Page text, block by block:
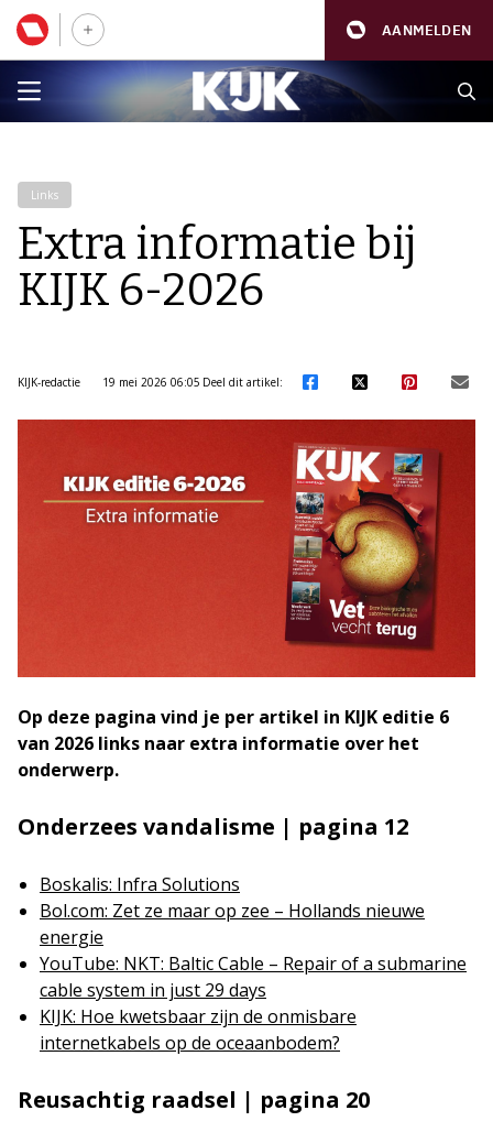
AANMELDEN
Links
Extra informatie bij
KIJK 6-2026
KIJK-redactie 19 mei 2026 06:05 Deel dit artikel:
Op deze pagina vind je per artikel in KIJK editie 6
van 2026 links naar extra informatie over het
onderwerp.
Onderzees vandalisme | pagina 12
Boskalis: Infra Solutions
Bol.com: Zet ze maar op zee – Hollands nieuwe
energie
YouTube: NKT: Baltic Cable – Repair of a submarine
cable system in just 29 days
KIJK: Hoe kwetsbaar zijn de onmisbare
internetkabels op de oceaanbodem?
Reusachtig raadsel | pagina 20